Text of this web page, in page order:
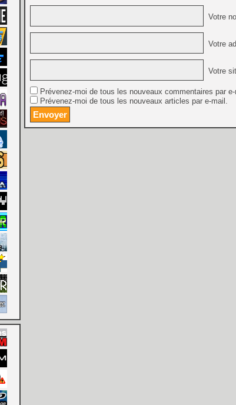
Votre
Votre
Votre
Prévenez-moi de tous les nouveaux commentaires par
Prévenez-moi de tous les nouveaux articles par e-mail.